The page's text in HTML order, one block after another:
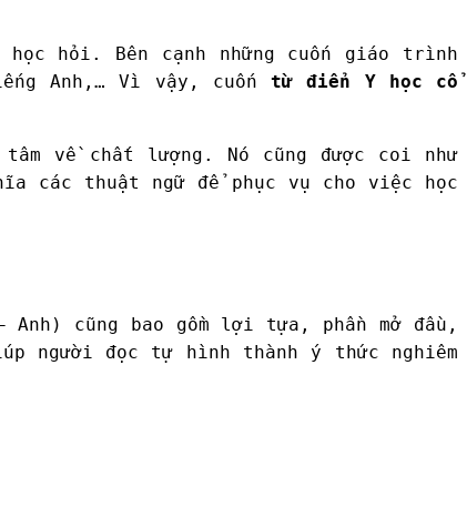
hỏi. Bên cạnh những cuốn giáo trình
Anh,… Vì vậy, cuốntừ điển Y học cổ
về chất lượng. Nó cũng được coi như
các thuật ngữ để phục vụ cho việc học
cũng bao gồm lợi tựa, phần mở đầu,
người đọc tự hình thành ý thức nghiêm